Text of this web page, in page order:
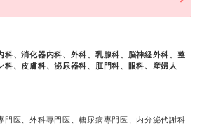
科、消化器内科、外科、乳腺科、脳神経外科、整
科、皮膚科、泌尿器科、肛門科、眼科、産婦人
門医、外科専門医、糖尿病専門医、内分泌代謝科